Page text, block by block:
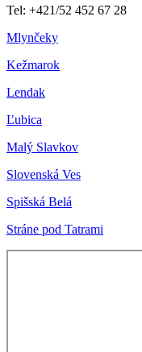
Tel: +421/52 452 67 28
Mlynčeky
Kežmarok
Lendak
Ľubica
Malý Slavkov
Slovenská Ves
Spišská Belá
Stráne pod Tatrami